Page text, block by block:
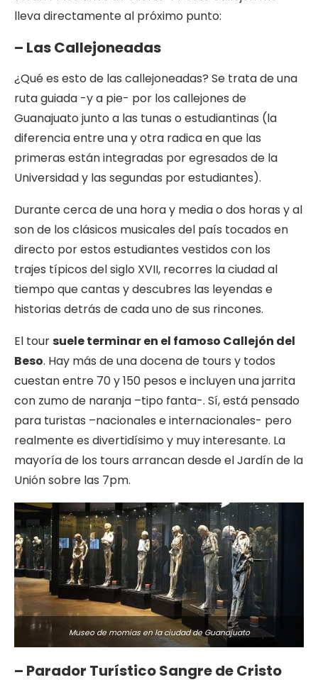
lleva directamente al próximo punto:
– Las Callejoneadas
¿Qué es esto de las callejoneadas? Se trata de una
ruta guiada -y a pie- por los callejones de
Guanajuato junto a las tunas o estudiantinas (la
diferencia entre una y otra radica en que las
primeras están integradas por egresados de la
Universidad y las segundas por estudiantes).
Durante cerca de una hora y media o dos horas y al
son de los clásicos musicales del país tocados en
directo por estos estudiantes vestidos con los
trajes típicos del siglo XVII, recorres la ciudad al
tiempo que cantas y descubres las leyendas e
historias detrás de cada uno de sus rincones.
El toursuele terminar en el famoso Callejón del
Beso. Hay más de una docena de tours y todos
cuestan entre 70 y 150 pesos e incluyen una jarrita
con zumo de naranja –tipo fanta-. Sí, está pensado
para turistas –nacionales e internacionales- pero
realmente es divertidísimo y muy interesante. La
mayoría de los tours arrancan desde el Jardín de la
Unión sobre las 7pm.
Museo de momias en la ciudad de Guanajuato
– Parador Turístico Sangre de Cristo